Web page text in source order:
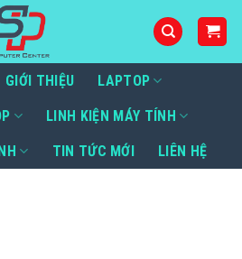
GIỚI THIỆU LAPTOP
LINH KIỆN MÁY TÍNH
TIN TỨC MỚI LIÊN HỆ